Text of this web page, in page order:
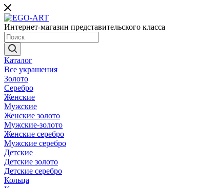
Интернет-магазин представительского класса
Каталог
Все украшения
Золото
Серебро
Женские
Мужские
Женские золото
Мужские-золото
Женские серебро
Мужские серебро
Детские
Детские золото
Детские серебро
Кольца